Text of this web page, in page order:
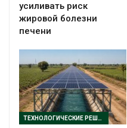
усиливать риск
жировой болезни
печени
ТЕХНОЛОГИЧЕСКИЕ РЕШЕНИЯ